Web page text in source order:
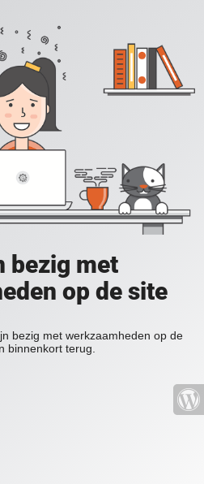
bezig met
op de site
bezig met werkzaamheden op de
binnenkort terug.